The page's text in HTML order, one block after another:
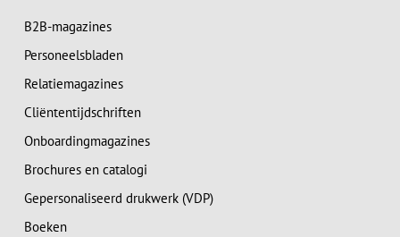
B2B-magazines
Personeelsbladen
Relatiemagazines
Cliëntentijdschriften
Onboardingmagazines
Brochures en catalogi
Gepersonaliseerd drukwerk (VDP)
Boeken